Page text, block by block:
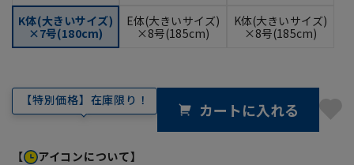
K体(大きいサイズ)
×7号(180cm)
E体(大きいサイズ)
×8号(185cm)
K体(大きいサイズ)
×8号(185cm)
【特別価格】在庫限り！ カートに入れる
【 アイコンについて】